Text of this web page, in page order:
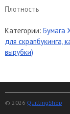
Плотность
Категории: Бумага
для скрапбукинга,
вырубки)
© 2026 QuillingShop